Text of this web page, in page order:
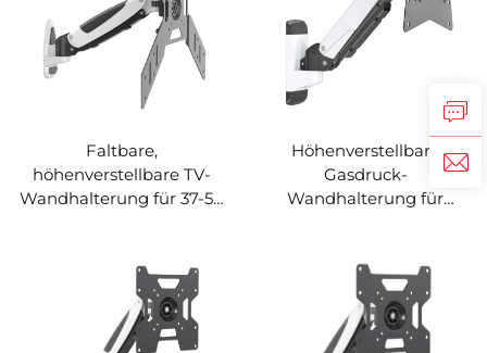
Faltbare,
höhenverstellbare TV-
Wandhalterung für 37-50
Höhenverstellbare
Gasdruck-
Wandhalterung für